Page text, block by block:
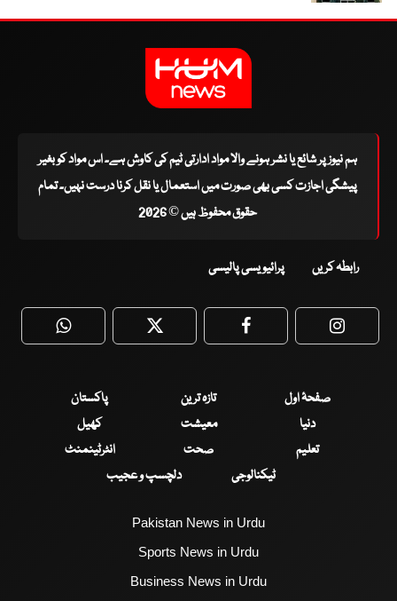
ہم نیوز پر شائع یا نشر ہونے والا مواد ادارتی ٹیم کی کاوش ہے۔ اس مواد کو بغیر
پیشگی اجازت کسی بھی صورت میں استعمال یا نقل کرنا درست نہیں۔ تمام
حقوق محفوظ ہیں © 2026
رابطہ کریں پرائیویسی پالیسی
WhatsApp Twitter Facebook
صفحۂ اول تازہ ترین
پاکستان
دنیا
معیشت
کھیل
تعلیم
صحت
انٹرٹینمنٹ
ٹیکنالوجی
دلچسپ و عجیب
Pakistan News in Urdu
Sports News in Urdu
Business News in Urdu